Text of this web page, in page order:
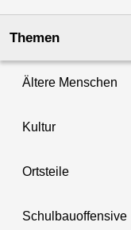
Themen
Ältere Menschen
Kultur
Ortsteile
Schulbauoffensive